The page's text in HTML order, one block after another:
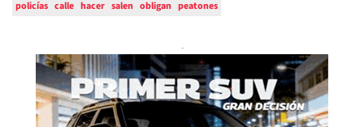
policías calle hacer salen obligan peatones